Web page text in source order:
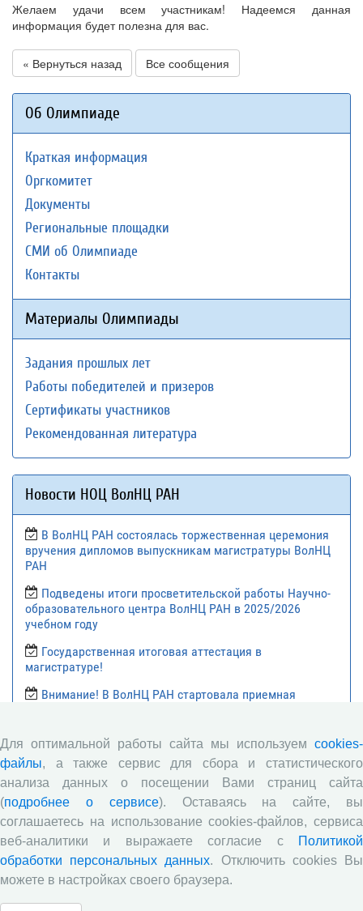
Желаем удачи всем участникам! Надеемся данная
информация будет полезна для вас.
« Вернуться назад Все сообщения
Об Олимпиаде
Краткая информация
Оргкомитет
Документы
Региональные площадки
СМИ об Олимпиаде
Контакты
Материалы Олимпиады
Задания прошлых лет
Работы победителей и призеров
Сертификаты участников
Рекомендованная литература
Новости НОЦ ВолНЦ РАН
В ВолНЦ РАН состоялась торжественная церемония
вручения дипломов выпускникам магистратуры ВолНЦ
РАН
Подведены итоги просветительской работы Научно-
образовательного центра ВолНЦ РАН в 2025/2026
учебном году
Государственная итоговая аттестация в
магистратуре!
Внимание! В ВолНЦ РАН стартовала приемная
Научно-образовательный центр ВолНЦ РАН подвел
итоги ежегодного конкурса научно-исследовательских
работ среди обучающихся 8-11 классов и студентов
средних профессиональных образовательных
учреждений
Все сообщения »
Для оптимальной работы сайта мы используем cookies-
файлы, а также сервис для сбора и статистического
анализа данных о посещении Вами страниц сайта
(подробнее о сервисе). Оставаясь на сайте, вы
соглашаетесь на использование cookies-файлов, сервиса
веб-аналитики и выражаете согласие с
Политикой
обработки персональных данных. Отключить cookies Вы
можете в настройках своего браузера.